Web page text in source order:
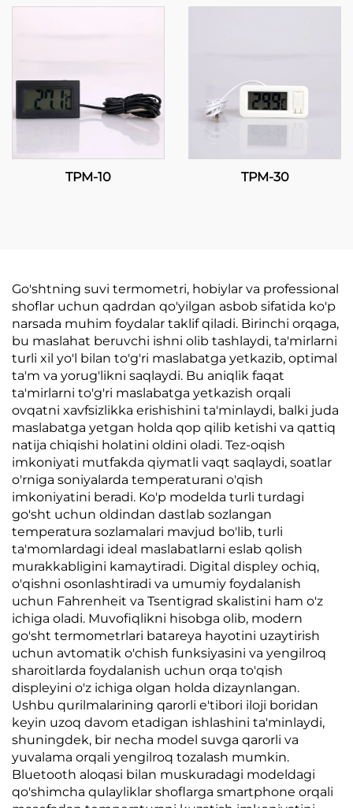
Ta'riflarda Ko'p Maqomli
TPM-10 TPM-30
Go'shtning suvi termometri, hobiylar va professional
shoflar uchun qadrdan qo'yilgan asbob sifatida ko'p
narsada muhim foydalar taklif qiladi. Birinchi orqaga,
bu maslahat beruvchi ishni olib tashlaydi, ta'mirlarni
turli xil yo'l bilan to'g'ri maslabatga yetkazib, optimal
ta'm va yorug'likni saqlaydi. Bu aniqlik faqat
ta'mirlarni to'g'ri maslabatga yetkazish orqali
ovqatni xavfsizlikka erishishini ta'minlaydi, balki juda
maslabatga yetgan holda qop qilib ketishi va qattiq
natija chiqishi holatini oldini oladi. Tez-oqish
imkoniyati mutfakda qiymatli vaqt saqlaydi, soatlar
o'rniga soniyalarda temperaturani o'qish
imkoniyatini beradi. Ko'p modelda turli turdagi
go'sht uchun oldindan dastlab sozlangan
temperatura sozlamalari mavjud bo'lib, turli
ta'momlardagi ideal maslabatlarni eslab qolish
murakkabligini kamaytiradi. Digital displey ochiq,
o'qishni osonlashtiradi va umumiy foydalanish
uchun Fahrenheit va Tsentigrad skalistini ham o'z
ichiga oladi. Muvofiqlikni hisobga olib, modern
go'sht termometrlari batareya hayotini uzaytirish
uchun avtomatik o'chish funksiyasini va yengilroq
sharoitlarda foydalanish uchun orqa to'qish
displeyini o'z ichiga olgan holda dizaynlangan.
Ushbu qurilmalarining qarorli e'tibori iloji boridan
keyin uzoq davom etadigan ishlashini ta'minlaydi,
shuningdek, bir necha model suvga qarorli va
yuvalama orqali yengilroq tozalash mumkin.
Bluetooth aloqasi bilan muskuradagi modeldagi
qo'shimcha qulayliklar shoflarga smartphone orqali